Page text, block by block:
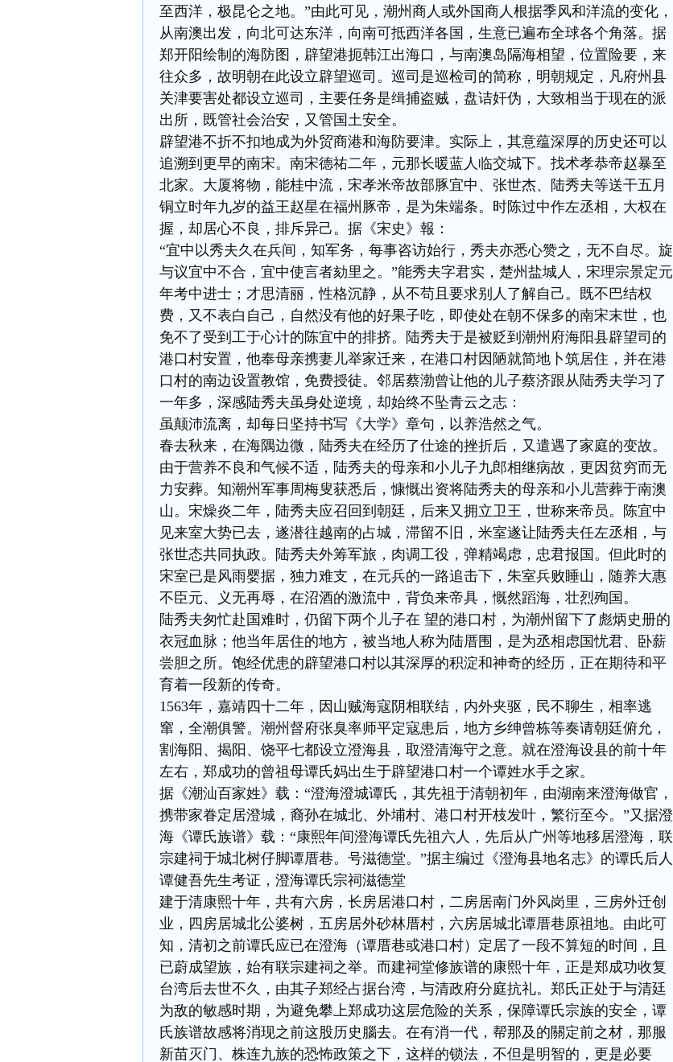
至西洋，极昆仑之地。”由此可见，潮州商人或外国商人根据季风和洋流的变化，
从南澳出发，向北可达东洋，向南可抵西洋各国，生意已遍布全球各个角落。据
郑开阳绘制的海防图，辟望港扼韩江出海口，与南澳岛隔海相望，位置险要，来
往众多，故明朝在此设立辟望巡司。巡司是巡检司的简称，明朝规定，凡府州县
关津要害处都设立巡司，主要任务是缉捕盗贼，盘诘奸伪，大致相当于现在的派
出所，既管社会治安，又管国土安全。
辟望港不折不扣地成为外贸商港和海防要津。实际上，其意蕴深厚的历史还可以
追溯到更早的南宋。南宋德祐二年，元那长暖蓝人临交城下。找术孝恭帝赵暴至
北家。大厦将物，能桂中流，宋孝米帝故部豚宜中、张世杰、陆秀夫等送干五月
铜立时年九岁的益王赵星在福州豚帝，是为朱端条。时陈过中作左丞相，大权在
握，却居心不良，排斥异己。据《宋史》報：
“宜中以秀夫久在兵间，知军务，每事咨访始行，秀夫亦悉心赞之，无不自尽。旋
与议宜中不合，宜中使言者劾里之。”能秀夫字君实，楚州盐城人，宋理宗景定元
年考中进士；才思清丽，性格沉静，从不苟且要求别人了解自己。既不巴结权
费，又不表白自己，自然没有他的好果子吃，即使处在朝不保多的南宋末世，也
免不了受到工于心计的陈宜中的排挤。陆秀夫于是被贬到潮州府海阳县辟望司的
港口村安置，他奉母亲携妻儿举家迁来，在港口村因陋就简地卜筑居住，并在港
口村的南边设置教馆，免费授徒。邻居蔡渤曾让他的儿子蔡济跟从陆秀夫学习了
一年多，深感陆秀夫虽身处逆境，却始终不坠青云之志：
虽颠沛流离，却每日坚持书写《大学》章句，以养浩然之气。
春去秋来，在海隅边微，陆秀夫在经历了仕途的挫折后，又遣遇了家庭的变故。
由于营养不良和气候不适，陆秀夫的母亲和小儿子九郎相继病故，更因贫穷而无
力安葬。知潮州军事周梅叟获悉后，慷慨出资将陆秀夫的母亲和小儿营葬于南澳
山。宋燥炎二年，陆秀夫应召回到朝廷，后来又拥立卫王，世称来帝员。陈宜中
见来室大势已去，遂潜往越南的占城，滞留不旧，米室遂让陆秀夫任左丞相，与
张世态共同执政。陆秀夫外筹军旅，肉调工役，弹精竭虑，忠君报国。但此时的
宋室已是风雨婴据，独力难支，在元兵的一路追击下，朱室兵败睡山，随养大惠
不臣元、义无再辱，在沼酒的激流中，背负来帝具，慨然蹈海，壮烈殉国。
陆秀夫匆忙赴国难时，仍留下两个儿子在 望的港口村，为潮州留下了彪炳史册的
衣冠血脉；他当年居住的地方，被当地人称为陆厝围，是为丞相虑国忧君、卧薪
尝胆之所。饱经优患的辟望港口村以其深厚的积淀和神奇的经历，正在期待和平
育着一段新的传奇。
1563年，嘉靖四十二年，因山贼海寇阴相联结，内外夹驱，民不聊生，相率逃
窜，全潮俱警。潮州督府张臭率师平定寇患后，地方乡绅曾栋等奏请朝廷俯允，
割海阳、揭阳、饶平七都设立澄海县，取澄清海守之意。就在澄海设县的前十年
左右，郑成功的曾祖母谭氏妈出生于辟望港口村一个谭姓水手之家。
据《潮汕百家姓》载：“澄海澄城谭氏，其先祖于清朝初年，由湖南来澄海做官，
携带家眷定居澄城，裔孙在城北、外埔村、港口村开枝发叶，繁衍至今。”又据澄
海《谭氏族谱》载：“康熙年间澄海谭氏先祖六人，先后从广州等地移居澄海，联
宗建祠于城北树仔脚谭厝巷。号滋德堂。”据主编过《澄海县地名志》的谭氏后人
谭健吾先生考证，澄海谭氏宗祠滋德堂
建于清康熙十年，共有六房，长房居港口村，二房居南门外风岗里，三房外迁创
业，四房居城北公婆树，五房居外砂林厝村，六房居城北谭厝巷原祖地。由此可
知，清初之前谭氏应已在澄海（谭厝巷或港口村）定居了一段不算短的时间，且
已蔚成望族，始有联宗建祠之举。而建祠堂修族谱的康熙十年，正是郑成功收复
台湾后去世不久，由其子郑经占据台湾，与清政府分庭抗礼。郑氏正处于与清廷
为敌的敏感时期，为避免攀上郑成功这层危险的关系，保障谭氏宗族的安全，谭
氏族谱故感将消现之前这股历史腦去。在有消一代，帮那及的關定前之材，那服
新苗灭门、株连九族的恐怖政策之下，这样的锁法，不但是明智的，更是必要